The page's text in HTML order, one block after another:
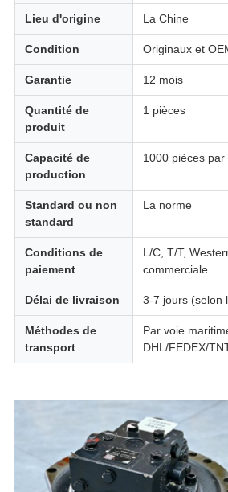
Lieu d'origine La Chine
Condition Originaux et
Garantie 12 mois
Quantité de
produit
1 pièces
Capacité de
production
1000 pièces par
Standard ou non
standard
La norme
Conditions de
paiement
L/C, T/T,
commerciale
Délai de livraison 3-7 jours (selon
Méthodes de
transport
Par voie
DHL/FEDEX/